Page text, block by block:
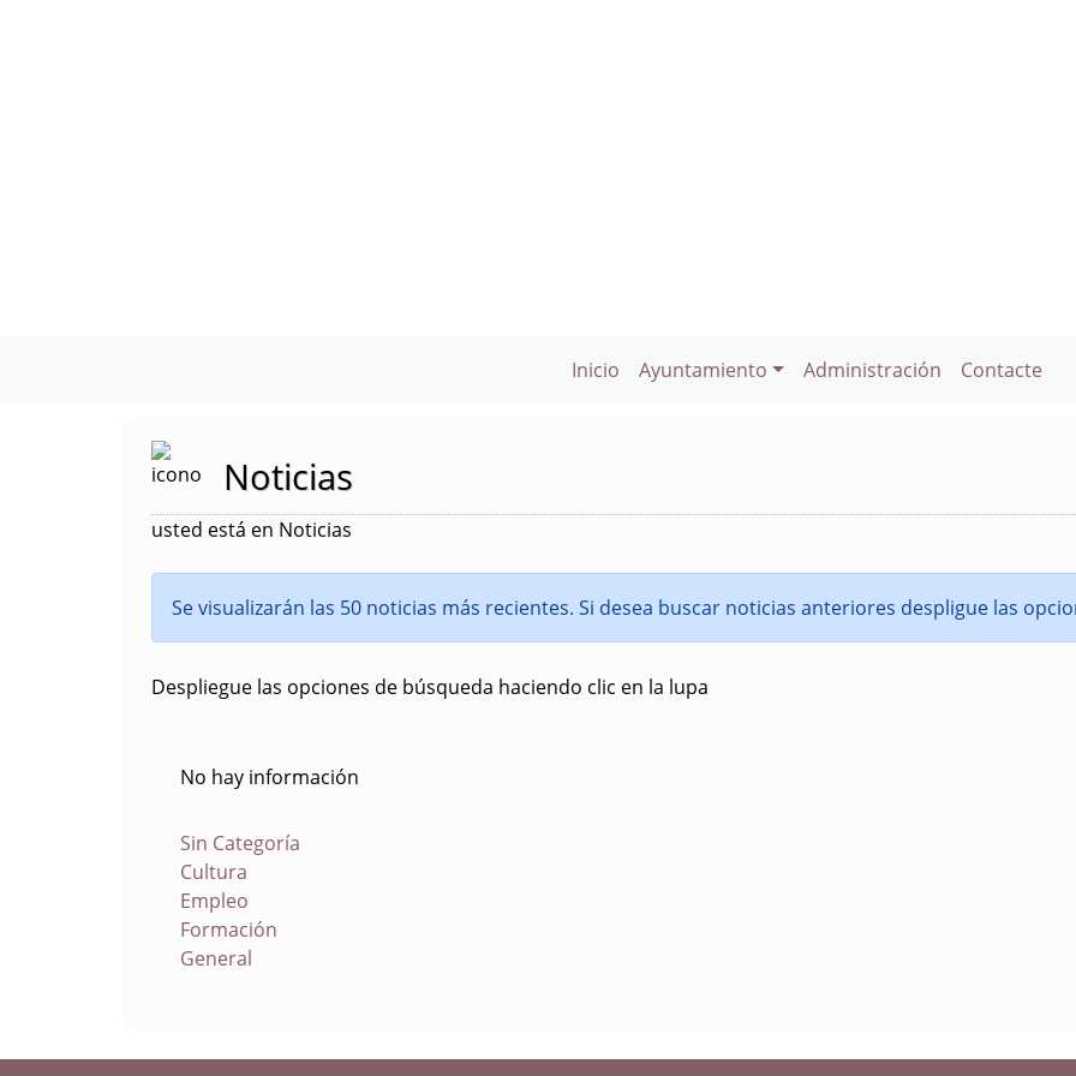
Inicio Ayuntamiento Administración Contacte
Noticias
usted está en Noticias
Se visualizarán las 50 noticias más recientes. Si desea buscar noticias anteriores despligue las
Despliegue las opciones de búsqueda haciendo clic en la lupa
No hay información
Sin Categoría
Cultura
Empleo
Formación
General